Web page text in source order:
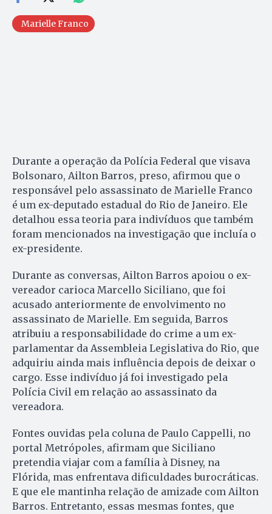
Marielle Franco
Durante a operação da Polícia Federal que visava
Bolsonaro, Ailton Barros, preso, afirmou que o
responsável pelo assassinato de Marielle Franco
é um ex-deputado estadual do Rio de Janeiro. Ele
detalhou essa teoria para indivíduos que também
foram mencionados na investigação que incluía o
ex-presidente.
Durante as conversas, Ailton Barros apoiou o ex-
vereador carioca Marcello Siciliano, que foi
acusado anteriormente de envolvimento no
assassinato de Marielle. Em seguida, Barros
atribuiu a responsabilidade do crime a um ex-
parlamentar da Assembleia Legislativa do Rio, que
adquiriu ainda mais influência depois de deixar o
cargo. Esse indivíduo já foi investigado pela
Polícia Civil em relação ao assassinato da
vereadora.
Fontes ouvidas pela coluna de Paulo Cappelli, no
portal Metrópoles, afirmam que Siciliano
pretendia viajar com a família à Disney, na
Flórida, mas enfrentava dificuldades burocráticas.
E que ele mantinha relação de amizade com Ailton
Barros. Entretanto, essas mesmas fontes, que